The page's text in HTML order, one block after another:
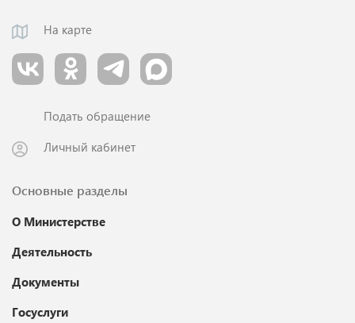
На карте
Подать обращение
Личный кабинет
Основные разделы
О Министерстве
Деятельность
Документы
Госуслуги